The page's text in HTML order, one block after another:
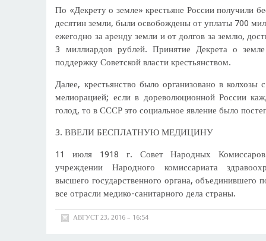
По «Декрету о земле» крестьяне России получили
десятин земли, были освобождены от уплаты 700
ежегодно за аренду земли и от долгов за землю,
3 миллиардов рублей. Принятие Декрета о
поддержку Советской власти крестьянством.
Далее, крестьянство было организовано в
мелиорацией; если в дореволюционной России
голод, то в СССР это социальное явление было
3. ВВЕЛИ БЕСПЛАТНУЮ МЕДИЦИНУ
11 июля 1918 г. Совет Народных
учреждении Народного комиссариата
высшего государственного органа, объединившего
все отрасли медико-санитарного дела страны.
АВГУСТ 23, 2016 – 16:54